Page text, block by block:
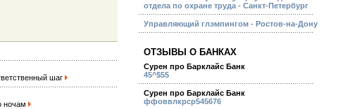
шаг
ночам
отдела по охране труда - Санкт-Петербург
Управляющий глэмпингом - Ростов-на-Дону
ОТЗЫВЫ О БАНКАХ
Сурен про Барклайс Банк
45^$55
Сурен про Барклайс Банк
ффоввлкрср545676